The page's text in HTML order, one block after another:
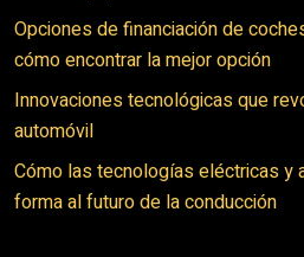
Opciones de financiación de
cómo encontrar la mejor opción
Innovaciones tecnológicas que
automóvil
Cómo las tecnologías eléctricas y
forma al futuro de la conducción